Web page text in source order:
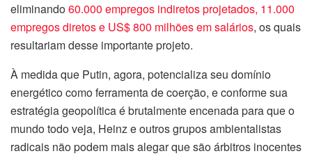
eliminando60.000 empregos indiretos projetados, 11.000
empregos diretos e US$ 800 milhões em salários, os quais
resultariam desse importante projeto.
À medida que Putin, agora, potencializa seu domínio
energético como ferramenta de coerção, e conforme sua
estratégia geopolítica é brutalmente encenada para que o
mundo todo veja, Heinz e outros grupos ambientalistas
radicais não podem mais alegar que são árbitros inocentes